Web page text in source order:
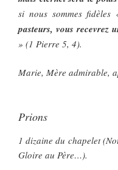
si nous sommes fidèles
pasteurs, vous recevrez
» (1 Pierre 5, 4).
Marie, Mère admirable,
Prions
1 dizaine du chapelet
Gloire au Père…).